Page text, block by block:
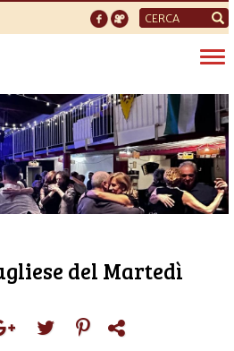
Form
di
ricerca
del Martedì